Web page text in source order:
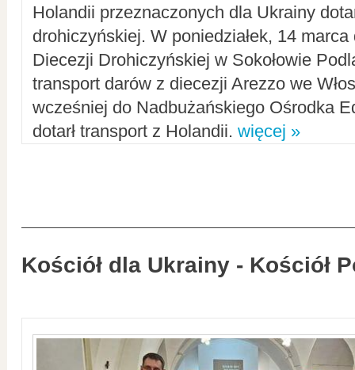
Holandii przeznaczonych dla Ukrainy
drohiczyńskiej. W poniedziałek, 14
Diecezji Drohiczyńskiej w Sokołowie
transport darów z diecezji Arezzo we
wcześniej do Nadbużańskiego Ośrodka
dotarł transport z Holandii. więcej »
Kościół dla Ukrainy - Kościół